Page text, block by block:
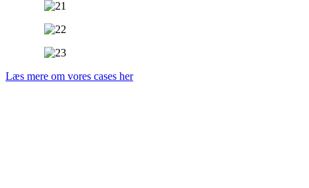
Læs mere om vores cases her